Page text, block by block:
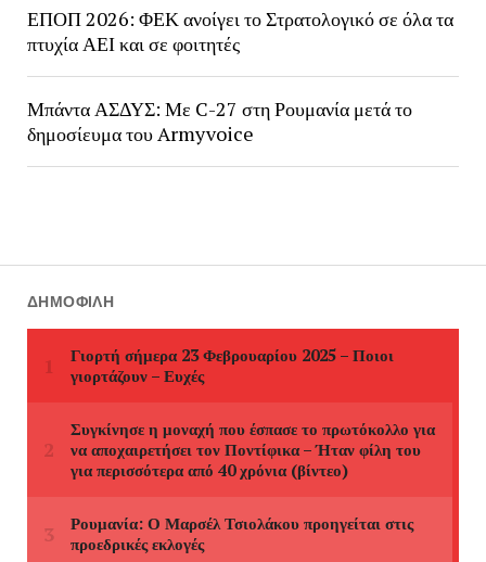
ΕΠΟΠ 2026: ΦΕΚ ανοίγει το Στρατολογικό σε όλα τα
πτυχία ΑΕΙ και σε φοιτητές
Μπάντα ΑΣΔΥΣ: Με C-27 στη Ρουμανία μετά το
δημοσίευμα του Armyvoice
ΔΗΜΟΦΙΛΉ